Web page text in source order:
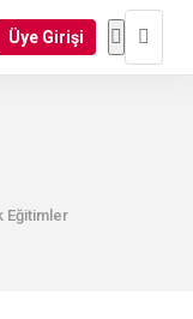
Üye Girişi
Eğitimler